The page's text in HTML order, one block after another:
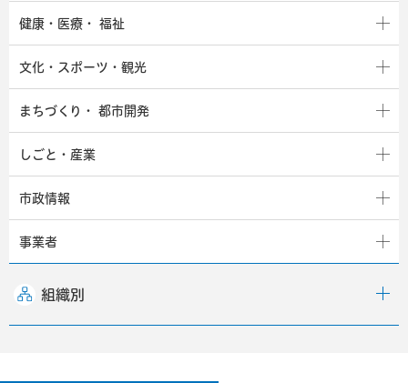
健康・医療・ 福祉
文化・スポーツ・観光
まちづくり・ 都市開発
しごと・産業
市政情報
事業者
組織別